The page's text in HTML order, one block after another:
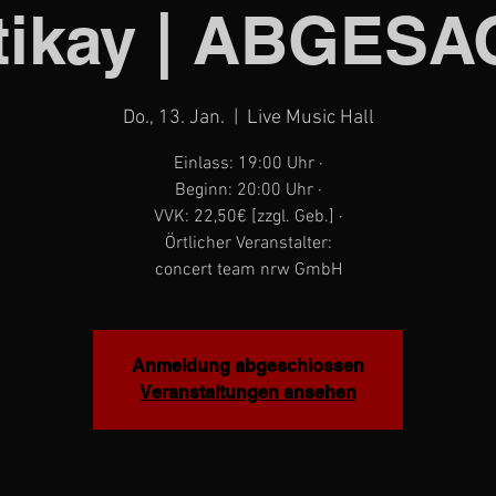
|
Do., 13. Jan. Live Music Hall
Einlass: 19:00 Uhr ·
Beginn: 20:00 Uhr ·
VVK: 22,50€ [zzgl. Geb.] ·
Örtlicher Veranstalter:
concert team nrw GmbH
Anmeldung abgeschlossen
Veranstaltungen ansehen